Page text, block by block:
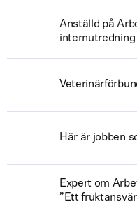
Anställd på
internutredning
Här är jobben
Expert om
”Ett